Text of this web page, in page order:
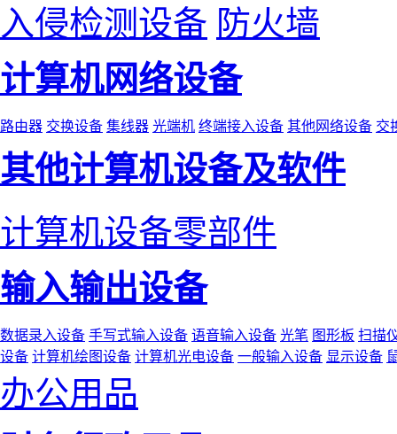
入侵检测设备 防火墙
计算机网络设备
路由器 交换设备 集线器 光端机 终端接入设备 其他网络设备 交
其他计算机设备及软件
计算机设备零部件
输入输出设备
数据录入设备 手写式输入设备 语音输入设备 光笔 图形板 扫描
设备 计算机绘图设备 计算机光电设备 一般输入设备 显示设备
办公用品